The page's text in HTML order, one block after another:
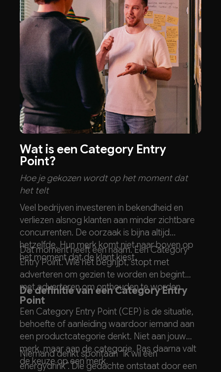
Wat is een Category Entry
Point?
Hoe je gekozen wordt op het moment dat
het telt
Veel bedrijven investeren in bekendheid en
verliezen alsnog klanten aan minder zichtbare
concurrenten. De oorzaak is bijna altijd
hetzelfde. Hun merk komt niet naar boven op
het moment dat de klant kiest.
Dat moment heeft een naam. Een Category
Entry Point. Wie het begrijpt, stopt met
adverteren om gezien te worden en begint
met adverteren om onthouden te worden.
De definitie van een Category Entry
Point
Een Category Entry Point (CEP) is de situatie,
behoefte of aanleiding waardoor iemand aan
een productcategorie denkt. Niet aan jouw
merk, maar aan de categorie. Pas daarna valt
de keuze op een merk.
Niemand denkt spontaan “ik wil een
energydrink”. Die gedachte ontstaat door een